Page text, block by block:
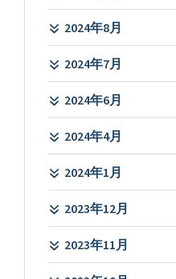
2024年8月
2024年7月
2024年6月
2024年4月
2024年1月
2023年12月
2023年11月